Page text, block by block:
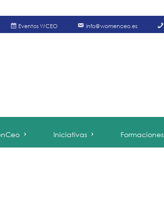
Eventos WCEO info@womenceo.es
Iniciativas Formaciones